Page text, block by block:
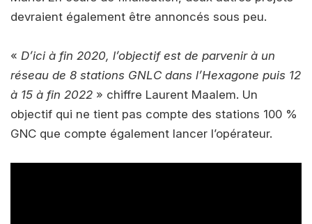
devraient également être annoncés sous peu.
« D’ici à fin 2020, l’objectif est de parvenir à un
réseau de 8 stations GNLC dans l’Hexagone puis 12
à 15 à fin 2022 » chiffre Laurent Maalem. Un
objectif qui ne tient pas compte des stations 100 %
GNC que compte également lancer l’opérateur.